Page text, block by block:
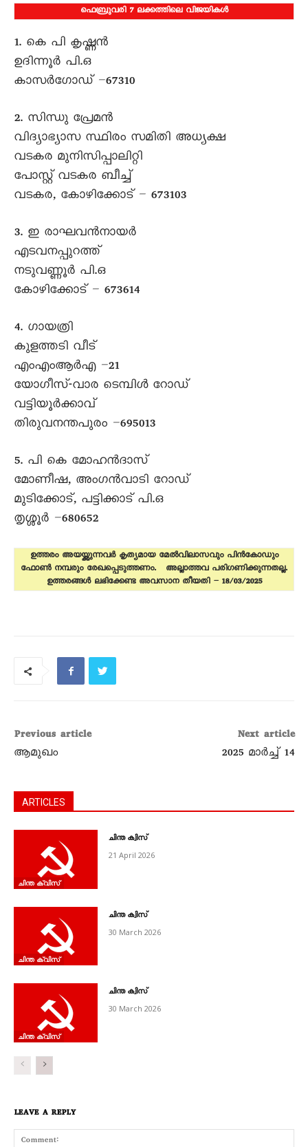
ഫെബ്രുവരി 7 ലക്കത്തിലെ വിജയികൾ
1. കെ പി കൃഷ്ണൻ
ഉദിന്നൂർ പി.ഒ
കാസർഗോഡ് –67310
2. സിന്ധു പ്രേമൻ
വിദ്യാഭ്യാസ സ്ഥിരം സമിതി അധ്യക്ഷ
വടകര മുനിസിപ്പാലിറ്റി
പോസ്റ്റ് വടകര ബീച്ച്
വടകര, കോഴിക്കോട് – 673103
3. ഇ രാഘവൻനായർ
എടവനപ്പുറത്ത്
നടുവണ്ണൂർ പി.ഒ
കോഴിക്കോട് – 673614
4. ഗായത്രി
കുളത്തടി വീട്
എംഎംആർഎ –21
യോഗീസ്-വാര ടെമ്പിൾ റോഡ്
വട്ടിയൂർക്കാവ്
തിരുവനന്തപുരം –695013
5. പി കെ മോഹൻദാസ്
മോണീഷ, അംഗൻവാടി റോഡ്
മുടിക്കോട്, പട്ടിക്കാട് പി.ഒ
തൃശ്ശൂർ –680652
ഉത്തരം അയയ്ക്കുന്നവർ കൃത്യമായ മേൽവിലാസവും പിൻകോഡും
ഫോൺ നമ്പരും രേഖപ്പെടുത്തണം. അല്ലാത്തവ പരിഗണിക്കുന്നതല്ല.
ഉത്തരങ്ങൾ ലഭിക്കേണ്ട അവസാന തീയതി – 18/03/2025
Previous article
ആമുഖം
Next article
2025 മാർച്ച്‌ 14
ARTICLES
ചിന്ത ക്വിസ്‌
ചിന്ത ക്വിസ്‌
21 April 2026
ചിന്ത ക്വിസ്‌
ചിന്ത ക്വിസ്
30 March 2026
ചിന്ത ക്വിസ്‌
ചിന്ത ക്വിസ്
30 March 2026
LEAVE A REPLY